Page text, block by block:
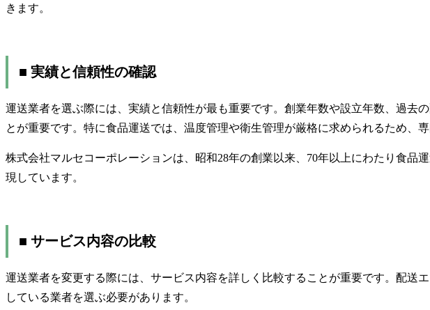
きます。
■ 実績と信頼性の確認
運送業者を選ぶ際には、実績と信頼性が最も重要です。創業年数や設立年数、過去
とが重要です。特に食品運送では、温度管理や衛生管理が厳格に求められるため、
株式会社マルセコーポレーションは、昭和28年の創業以来、70年以上にわたり食
現しています。
■ サービス内容の比較
運送業者を変更する際には、サービス内容を詳しく比較することが重要です。配
している業者を選ぶ必要があります。